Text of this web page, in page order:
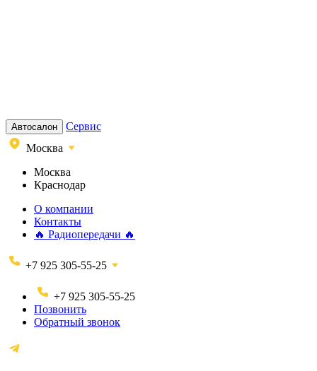
Автосалон
Сервис
Москва
Москва
Краснодар
О компании
Контакты
🔥 Радиопередачи 🔥
+7 925 305-55-25
+7 925 305-55-25
Позвонить
Обратный звонок